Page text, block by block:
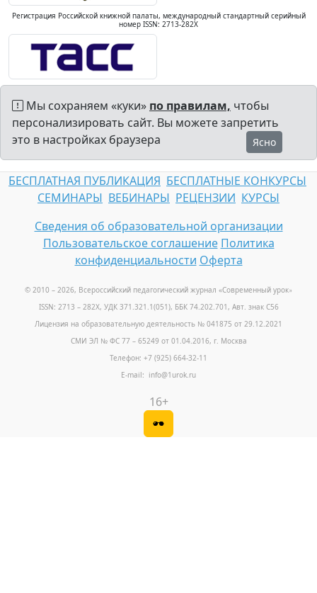
Регистрация Российской книжной палаты, международный стандартный серийный
номер ISSN: 2713-282X
Мы сохраняем «куки» по правилам, чтобы
персонализировать сайт. Вы можете запретить
это в настройках браузера
Ясно
БЕСПЛАТНАЯ ПУБЛИКАЦИЯ БЕСПЛАТНЫЕ КОНКУРСЫ
СЕМИНАРЫ ВЕБИНАРЫ РЕЦЕНЗИИ КУРСЫ
Сведения об образовательной организации
Пользовательское соглашение Политика
конфиденциальности Оферта
© 2010 – 2026, Всероссийский педагогический журнал «Современный урок»
ISSN: 2713 – 282X, УДК 371.321.1(051), ББК 74.202.701, Авт. знак С56
Лицензия на образовательную деятельность № 041875 от 29.12.2021
СМИ ЭЛ № ФС 77 – 65249 от 01.04.2016, г. Москва
Телефон: +7 (925) 664-32-11
E-mail: info@1urok.ru
16+